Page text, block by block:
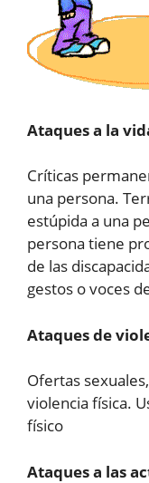
Ataques a la
Críticas
una persona.
estúpida a una
persona tiene
de las
gestos o voces
Ataques de
Ofertas
violencia física.
físico
Ataques a las